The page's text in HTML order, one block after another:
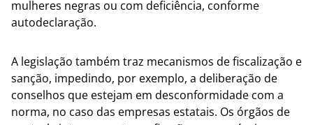
mulheres negras ou com deficiência, conforme
autodeclaração.
A legislação também traz mecanismos de fiscalização e
sanção, impedindo, por exemplo, a deliberação de
conselhos que estejam em desconformidade com a
norma, no caso das empresas estatais. Os órgãos de